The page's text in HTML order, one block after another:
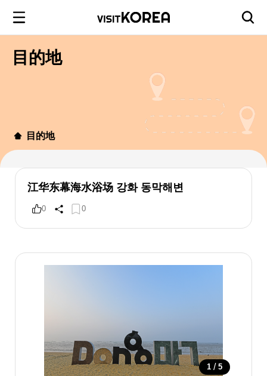
目的地
目的地
江华东幕海水浴场 강화 동막해변
0 0
1 / 5